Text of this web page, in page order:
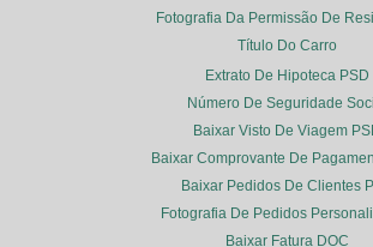
Fotografia Da Permissão De
Título Do Carro
Extrato De Hipoteca PSD
Número De Seguridade
Baixar Visto De Viagem
Baixar Comprovante De
Baixar Pedidos De Clientes
Fotografia De Pedidos
Baixar Fatura DOC